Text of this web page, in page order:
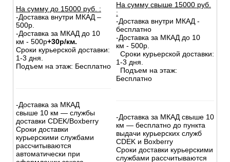
На сумму до 15000 руб. :
-Доставка внутри МКАД –
500р.
-Доставка за МКАД до 10
км - 500р+30р/км.
Сроки курьерской доставки:
1-3 дня.
Подъем на этаж: Бесплатно
-Доставка за МКАД
свыше 10 км — службы
доставки CDEK/Boxberry
Сроки доставки
курьерскими службами
рассчитываются
автоматически при
На сумму свыше 15000 руб.
:
-Доставка внутри МКАД -
бесплатно
-Доставка за МКАД до 10
км - 500р.
Сроки курьерской доставки:
1-3 дня.
Подъем на этаж:
Бесплатно
-Доставка за МКАД свыше 10
км — бесплатно до пункта
выдачи курьерских служб
CDEK и Boxberry
Сроки доставки курьерскими
службами рассчитываются